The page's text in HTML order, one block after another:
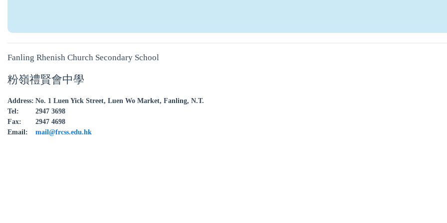
Fanling Rhenish Church Secondary School
粉嶺禮賢會中學
Address: No. 1 Luen Yick Street, Luen Wo Market, Fanling, N.T.
Tel:
2947 3698
Fax:
2947 4698
Email:
mail@frcss.edu.hk